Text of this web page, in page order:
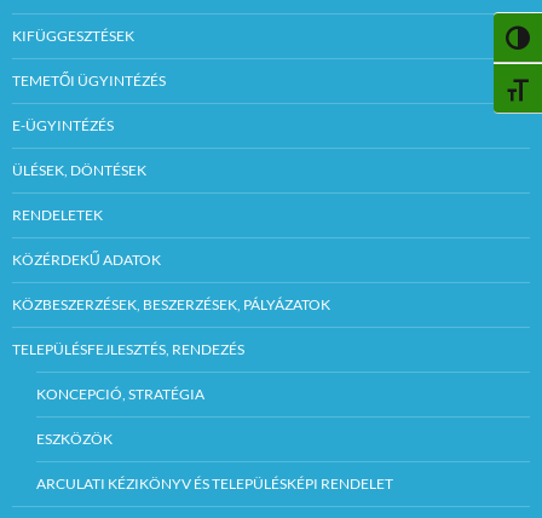
KIFÜGGESZTÉSEK
TEMETŐI ÜGYINTÉZÉS
E-ÜGYINTÉZÉS
ÜLÉSEK, DÖNTÉSEK
RENDELETEK
KÖZÉRDEKŰ ADATOK
KÖZBESZERZÉSEK, BESZERZÉSEK, PÁLYÁZATOK
TELEPÜLÉSFEJLESZTÉS, RENDEZÉS
KONCEPCIÓ, STRATÉGIA
ESZKÖZÖK
ARCULATI KÉZIKÖNYV ÉS TELEPÜLÉSKÉPI RENDELET